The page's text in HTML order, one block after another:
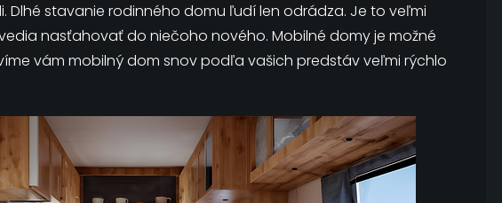
Dlhé stavanie rodinného domu ľudí len odrádza. Je to veľmi
nasťahovať do niečoho nového. Mobilné domy je možné
vám mobilný dom snov podľa vašich predstáv veľmi rýchlo